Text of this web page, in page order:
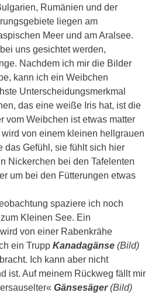
Rumänien und der
liegen am
Meer und am Aralsee.
uns gesichtet werden,
Nachdem ich mir die Bilder
kann ich ein Weibchen
Unterscheidungsmerkmal
das eine weiße Iris hat, ist die
vom Weibchen ist etwas matter
von einem kleinen hellgrauen
das Gefühl, sie fühlt sich hier
Nickerchen bei den Tafelenten
um bei den Fütterungen etwas
spaziere ich noch
Kleinen See. Ein
wird von einer Rabenkrähe
ein Trupp Kanadagänse (Bild)
Ich kann aber nicht
ist. Auf meinem Rückweg fällt mir
Gänsesäger(Bild)